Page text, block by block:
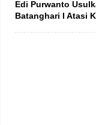
Edi Purwanto
Batanghari I Atasi